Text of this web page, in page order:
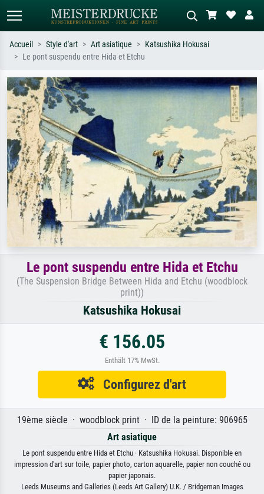
Recherchez par artiste, titre ou style –
ex. Monet, Nuit étoilée,
impressionnisme, vague de Hokusai,
Décrivez la scène – ex. prairie verte,
abstrait avec beaucoup de rouge,
tableau sombre, nu debout près d'un
Accueil Style d'art Art asiatique
Katsushika Hokusai
Le pont suspendu entre Hida et Etchu
Le pont suspendu entre Hida et Etchu
(The Suspension Bridge Between Hida and Etchu (woodblock
print))
Katsushika Hokusai
€ 156.05
Enthält 17% MwSt.
Configurez d'art
19ème siècle · woodblock print · ID de la peinture: 906965
Art asiatique
Le pont suspendu entre Hida et Etchu · Katsushika Hokusai. Disponible en
impression d'art sur toile, papier photo, carton aquarelle, papier non couché ou
papier japonais.
Leeds Museums and Galleries (Leeds Art Gallery) U.K. / Bridgeman Images